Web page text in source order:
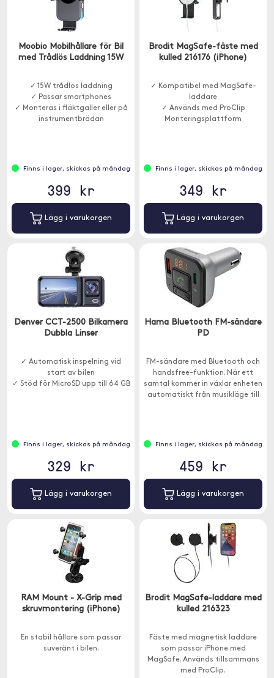
Moobio Mobilhållare för Bil
med Trådlös Laddning 15W
✓ 15W trådlös laddning
✓ Passar smartphones
✓ Monteras i fläktgaller eller på
instrumentbrädan
Finns i lager, skickas på måndag
399 kr
Lägg i varukorgen
Brodit MagSafe-fäste med
kulled 216176 (iPhone)
✓ Kompatibel med MagSafe-
laddare
✓ Används med ProClip
Monteringsplattform
Finns i lager, skickas på måndag
349 kr
Lägg i varukorgen
Denver CCT-2500 Bilkamera
Dubbla Linser
✓ Automatisk inspelning vid
start av bilen
✓ Stöd för MicroSD upp till 64 GB
Finns i lager, skickas på måndag
329 kr
Lägg i varukorgen
Hama Bluetooth FM-sändare
PD
FM-sändare med Bluetooth och
handsfree-funktion. När ett
samtal kommer in växlar enheten
automatiskt från musikläge till
Finns i lager, skickas på måndag
459 kr
Lägg i varukorgen
RAM Mount - X-Grip med
skruvmontering (iPhone)
En stabil hållare som passar
suveränt i bilen.
Brodit MagSafe-laddare med
kulled 216323
Fäste med magnetisk laddare
som passar iPhone med
MagSafe. Används tillsammans
med ProClip.